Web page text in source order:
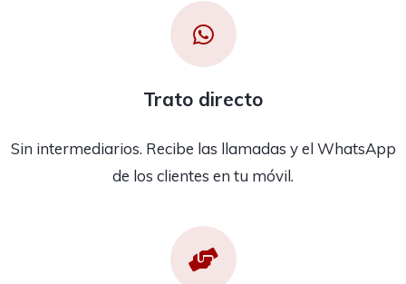
Trato directo
Sin intermediarios. Recibe las llamadas y el WhatsApp
de los clientes en tu móvil.